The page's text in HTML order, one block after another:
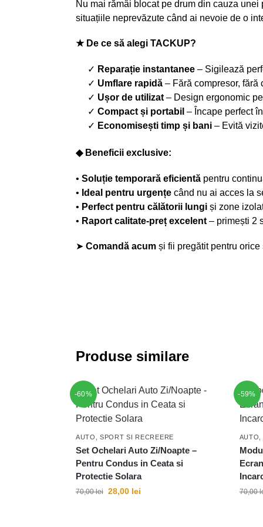
Nu mai rămâi blocat pe drum din cauza
situațiile neprevăzute când ai nevoie de o
★ De ce să alegi TACKUP?
✓ Reparație instantanee– Sigilează
✓ Umflare rapidă– Fără compresor, fără
✓ Ușor de utilizat– Design ergonomic
✓ Compact și portabil – Încape perfect
✓ Economisești timp și bani– Evită
◆ Beneficii exclusive:
• Soluție temporară eficientăpentru
• Ideal pentru urgențecând nu ai acces la
• Perfect pentru călătorii lungiși zone
• Raport calitate-preț excelent– primești 2
➤ Comandă acumși fii pregătit pentru orice
Produse similare
-60%
AUTO, SPORT SI RECREERE
Set Ochelari Auto Zi/Noapte –
Pentru Condus in Ceata si
Protectie Solara
70,00lei 28,00 lei
-59%
AUTO,
70,00